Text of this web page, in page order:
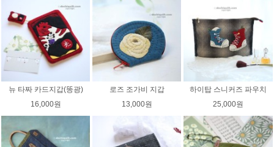
뉴 타짜 카드지갑(똥광)
16,000원
로즈 조가비 지갑
13,000원
하이탑 스니커즈 파우치
25,000원